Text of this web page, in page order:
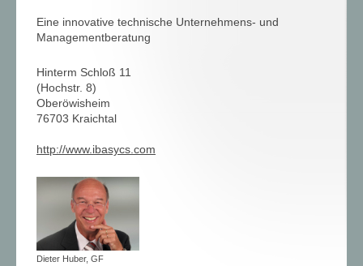
Eine innovative technische Unternehmens- und
Managementberatung
Hinterm Schloß 11
(Hochstr. 8)
Oberöwisheim
76703 Kraichtal
http://www.ibasycs.com
Dieter Huber, GF